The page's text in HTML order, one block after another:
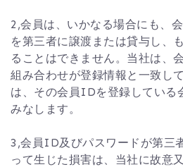
2,会員は、いかなる場合にも、
を第三者に譲渡または貸与し、
ることはできません。当社は、
組み合わせが登録情報と一致し
は、その会員IDを登録している
みなします。
3,会員ID及びパスワードが第三
って生じた損害は、当社に故意